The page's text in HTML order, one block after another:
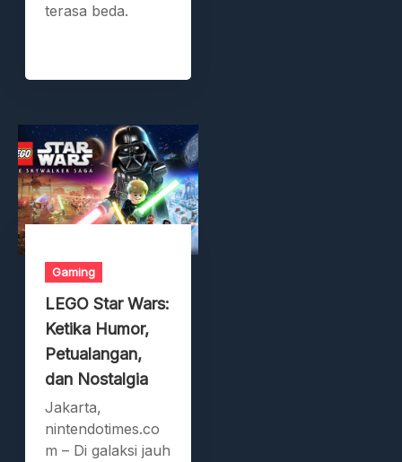
terasa beda.
Gaming
LEGO Star Wars:
Ketika Humor,
Petualangan,
dan Nostalgia
Jakarta,
nintendotimes.co
m – Di galaksi jauh